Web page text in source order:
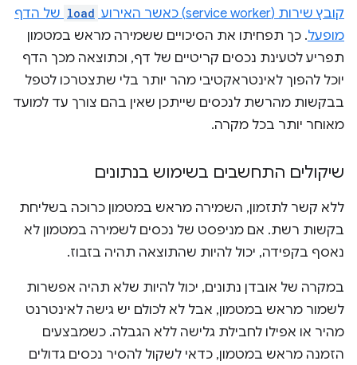
קובץ שירות (service worker) כאשר האירוע
load של הדף
מופעל. כך תפחיתו את הסיכויים ששמירה מראש במטמון
תפריע לטעינת נכסים קריטיים של דף, וכתוצאה מכך הדף
יוכל להפוך לאינטראקטיבי מהר יותר בלי שתצטרכו לטפל
בבקשות מהרשת לנכסים שייתכן שאין בהם צורך עד למועד
מאוחר יותר בכל מקרה.
שיקולים התחשבים בשימוש בנתונים
ללא קשר לתזמון, השמירה מראש במטמון כרוכה בשליחת
בקשות רשת. אם מניפסט של נכסים לשמירה במטמון לא
נאסף בקפידה, יכול להיות שהתוצאה תהיה בזבוז.
במקרה של אובדן נתונים, יכול להיות שלא תהיה אפשרות
לשמור מראש במטמון, אבל לא לכולם יש גישה לאינטרנט
מהיר או אפילו לחבילת גלישה ללא הגבלה. כשמבצעים
הזמנה מראש במטמון, כדאי לשקול להסיר נכסים גדולים